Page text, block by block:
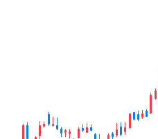
The chart has 1 X axis
The chart has 1 Y axis